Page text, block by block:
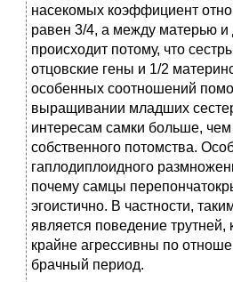
насекомых коэффициент
равен 3/4, а между матерью и
происходит потому, что
отцовские гены и 1/2
особенных соотношений
выращивании младших
интересам самки больше,
собственного потомства.
гаплодиплоидного
почему самцы
эгоистично. В частности,
является поведение
крайне агрессивны по
брачный период.